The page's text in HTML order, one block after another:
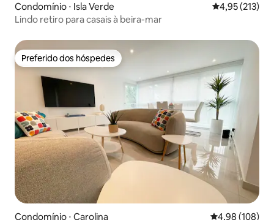
Condomínio ⋅ Isla Verde 4,95 de uma
4,95 (213)
Lindo retiro para casais à beira-mar
Preferido dos hóspedes
Preferido dos hóspedes
Condomínio ⋅ Carolina 4,98 de uma
4,98 (108)